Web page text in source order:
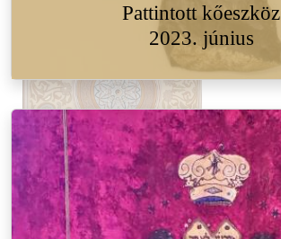
Pattintott kőeszköz
2023. június